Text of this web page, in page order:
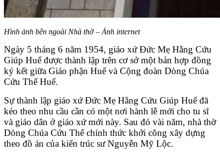
Hình ảnh bên ngoài Nhà thờ – Ảnh internet
Ngày 5 tháng 6 năm 1954, giáo xứ Đức Mẹ Hằng Cứu
Giúp Huế được thành lập trên cơ sở một bản hợp đồng
ký kết giữa Giáo phận Huế và Cộng đoàn Dòng Chúa
Cứu Thế Huế.
Sự thành lập giáo xứ Đức Mẹ Hằng Cứu Giúp Huế đã
kéo theo nhu cầu cần có một nơi hành lễ mới cho tu sĩ
và giáo dân ở giáo xứ mới này. Sau đó vài năm, nhà thờ
Dòng Chúa Cứu Thế chính thức khởi công xây dựng
theo đồ án của kiến trúc sư Nguyễn Mỹ Lộc.